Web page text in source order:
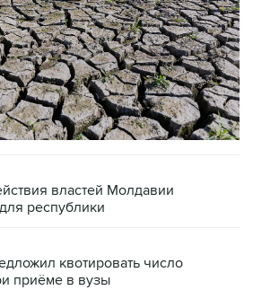
властей Молдавии
республики
квотировать число
приёме в вузы